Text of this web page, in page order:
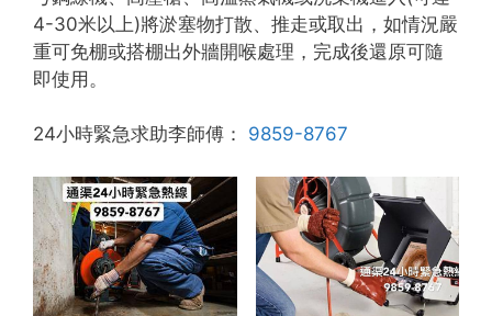
4-30米以上)將淤塞物打散、推走或取出，如情況嚴
重可免棚或搭棚出外牆開喉處理，完成後還原可隨
即使用。
24小時緊急求助李師傅： 9859-8767